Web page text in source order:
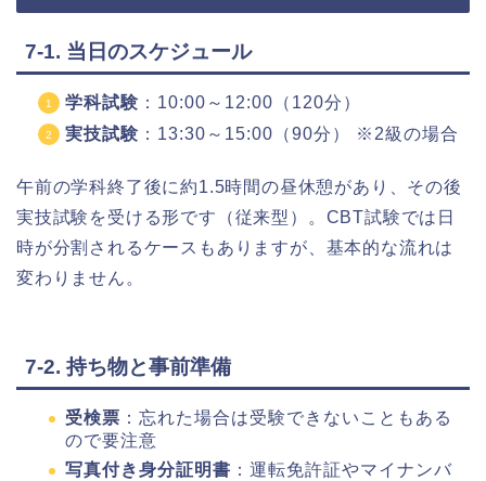
7-1. 当日のスケジュール
学科試験 ：10:00～12:00（120分）
実技試験 ：13:30～15:00（90分） ※2級の場合
午前の学科終了後に約1.5時間の昼休憩があり、その後
実技試験を受ける形です（従来型）。CBT試験では日
時が分割されるケースもありますが、基本的な流れは
変わりません。
7-2. 持ち物と事前準備
受検票 ：忘れた場合は受験できないこともある
ので要注意
写真付き身分証明書 ：運転免許証やマイナンバ